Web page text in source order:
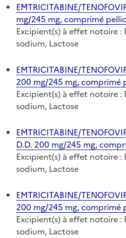
EMTRICITABINE/
mg/245 mg, comprimé
Excipient(s) à effet notoire :
sodium, Lactose
EMTRICITABINE/
200 mg/245 mg, comprimé
Excipient(s) à effet notoire :
sodium, Lactose
EMTRICITABINE/
D.D. 200 mg/245 mg,
Excipient(s) à effet notoire :
sodium, Lactose
EMTRICITABINE/
200 mg/245 mg, comprimé
Excipient(s) à effet notoire :
sodium, Lactose